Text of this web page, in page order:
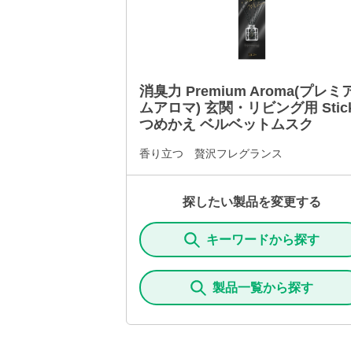
消臭力 Premium Aroma(プレミ
ムアロマ) 玄関・リビング用
つめかえ ベルベットムスク
香り立つ 贅沢フレグランス
探したい製品を変更する
キーワードから探す
製品一覧から探す